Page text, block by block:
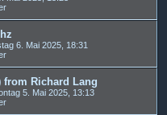
6. Mai 2025, 18:31
from Richard Lang
5. Mai 2025, 13:13